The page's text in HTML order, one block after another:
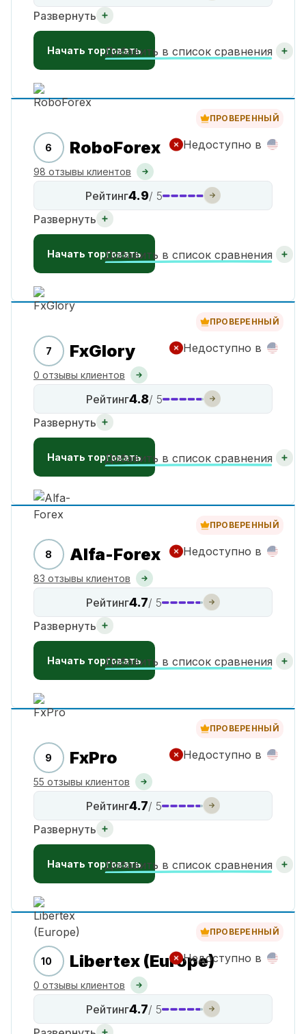
Развернуть
Начать торговатьДобавить в список сравнения
ПРОВЕРЕННЫЙ
Недоступно в
6 RoboForex
98 отзывы клиентов
Рейтинг4.9/ 5
Развернуть
Начать торговатьДобавить в список сравнения
ПРОВЕРЕННЫЙ
Недоступно в
7 FxGlory
0 отзывы клиентов
Рейтинг4.8/ 5
Развернуть
Начать торговатьДобавить в список сравнения
ПРОВЕРЕННЫЙ
Недоступно в
8 Alfa-Forex
83 отзывы клиентов
Рейтинг4.7/ 5
Развернуть
Начать торговатьДобавить в список сравнения
ПРОВЕРЕННЫЙ
Недоступно в
9 FxPro
55 отзывы клиентов
Рейтинг4.7/ 5
Развернуть
Начать торговатьДобавить в список сравнения
ПРОВЕРЕННЫЙ
Недоступно в
10 Libertex (Europe)
0 отзывы клиентов
Рейтинг4.7/ 5